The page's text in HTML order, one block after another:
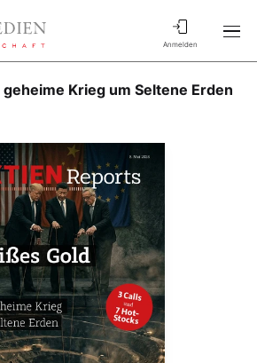
Anmelden
Krieg um Seltene Erden